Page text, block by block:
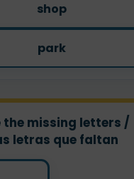
shop
park
the missing letters /
letras que faltan